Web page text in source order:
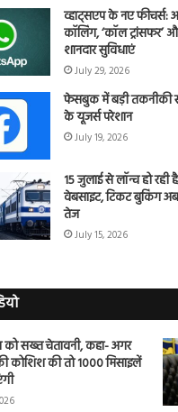
व्हाट्सएप के नए फीचर्स:
कॉलिंग, ‘कॉल ट्रांसफर’
शानदार सुविधाएं
July 29, 2026
फेसबुक में बड़ी तकनीकी
के यूजर्स परेशान
July 19, 2026
15 जुलाई से लॉन्च हो रही
वेबसाइट, टिकट बुकिंग
तेज
July 15, 2026
को सख्त चेतावनी, कहा- अगर
कोशिश की तो 1000 मिसाइलें